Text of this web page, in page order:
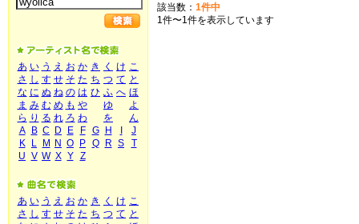
あ い う え お か き く け こ
さ し す せ そ た ち つ て と
な に ぬ ね の は ひ ふ へ ほ
ま み む め も や ゆ
よ
ら り る れ ろ わ を
ん
A
B C D E F G H
J
K
L M N O P Q R S
T
U V W X Y Z
あ い う え お か き く け こ
さ し す せ そ た ち つ て と
該当数： 1件中
1件〜1件を表示しています